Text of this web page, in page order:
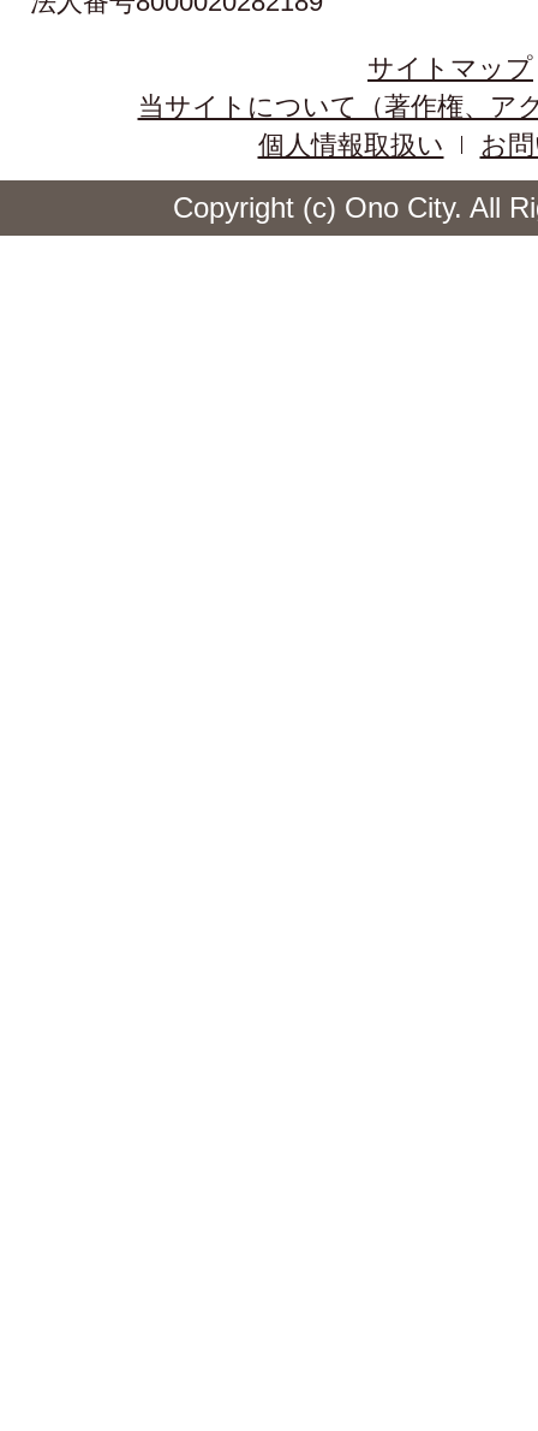
サイトマップ
当サイトについて（著作権、ア
個人情報取扱い
お
Copyright (c) Ono City. All